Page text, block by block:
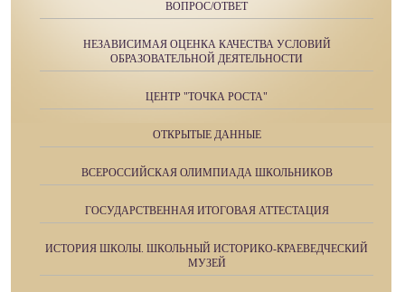
ВОПРОС/ОТВЕТ
НЕЗАВИСИМАЯ ОЦЕНКА КАЧЕСТВА УСЛОВИЙ
ОБРАЗОВАТЕЛЬНОЙ ДЕЯТЕЛЬНОСТИ
ЦЕНТР "ТОЧКА РОСТА"
ОТКРЫТЫЕ ДАННЫЕ
ВСЕРОССИЙСКАЯ ОЛИМПИАДА ШКОЛЬНИКОВ
ГОСУДАРСТВЕННАЯ ИТОГОВАЯ АТТЕСТАЦИЯ
ИСТОРИЯ ШКОЛЫ. ШКОЛЬНЫЙ ИСТОРИКО-КРАЕВЕДЧЕСКИЙ
МУЗЕЙ